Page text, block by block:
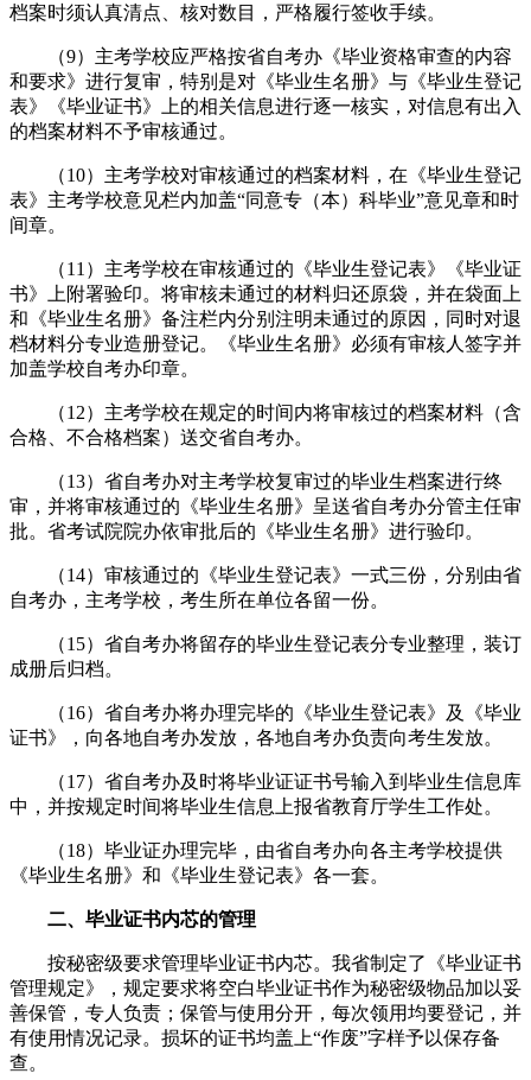
档案时须认真清点、核对数目，严格履行签收手续。
（9）主考学校应严格按省自考办《毕业资格审查的内容
和要求》进行复审，特别是对《毕业生名册》与《毕业生登记
表》《毕业证书》上的相关信息进行逐一核实，对信息有出入
的档案材料不予审核通过。
（10）主考学校对审核通过的档案材料，在《毕业生登记
表》主考学校意见栏内加盖“同意专（本）科毕业”意见章和时
间章。
（11）主考学校在审核通过的《毕业生登记表》《毕业证
书》上附署验印。将审核未通过的材料归还原袋，并在袋面上
和《毕业生名册》备注栏内分别注明未通过的原因，同时对退
档材料分专业造册登记。《毕业生名册》必须有审核人签字并
加盖学校自考办印章。
（12）主考学校在规定的时间内将审核过的档案材料（含
合格、不合格档案）送交省自考办。
（13）省自考办对主考学校复审过的毕业生档案进行终
审，并将审核通过的《毕业生名册》呈送省自考办分管主任审
批。省考试院院办依审批后的《毕业生名册》进行验印。
（14）审核通过的《毕业生登记表》一式三份，分别由省
自考办，主考学校，考生所在单位各留一份。
（15）省自考办将留存的毕业生登记表分专业整理，装订
成册后归档。
（16）省自考办将办理完毕的《毕业生登记表》及《毕业
证书》，向各地自考办发放，各地自考办负责向考生发放。
（17）省自考办及时将毕业证证书号输入到毕业生信息库
中，并按规定时间将毕业生信息上报省教育厅学生工作处。
（18）毕业证办理完毕，由省自考办向各主考学校提供
《毕业生名册》和《毕业生登记表》各一套。
二、毕业证书内芯的管理
按秘密级要求管理毕业证书内芯。我省制定了《毕业证书
管理规定》，规定要求将空白毕业证书作为秘密级物品加以妥
善保管，专人负责；保管与使用分开，每次领用均要登记，并
有使用情况记录。损坏的证书均盖上“作废”字样予以保存备
查。